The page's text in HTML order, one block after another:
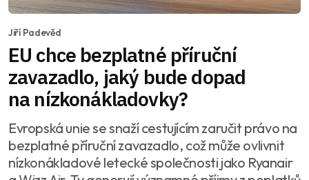
Jiří Padevěd
EU chce bezplatné příruční
zavazadlo, jaký bude dopad
na nízkonákladovky?
Evropská unie se snaží cestujícím zaručit právo na
bezplatné příruční zavazadlo, což může ovlivnit
nízkonákladové letecké společnosti jako Ryanair